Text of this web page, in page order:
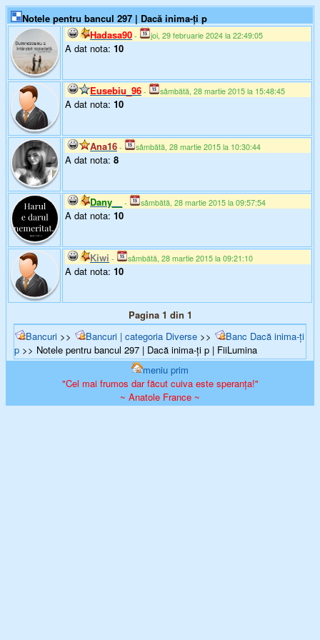
Notele pentru bancul 297 | Dacă inima-ți p
Hadasa90 - joi, 29 februarie 2024 la 22:49:05
A dat nota: 10
Eusebiu_96 - sâmbătă, 28 martie 2015 la 15:48:45
A dat nota: 10
Ana16 - sâmbătă, 28 martie 2015 la 10:30:44
A dat nota: 8
Dany__ - sâmbătă, 28 martie 2015 la 09:57:54
A dat nota: 10
Kiwi - sâmbătă, 28 martie 2015 la 09:21:10
A dat nota: 10
Pagina 1 din 1
Bancuri >> Bancuri | categoria Diverse >>
Banc Dacă inima-ți
p >> Notele pentru bancul 297 | Dacă inima-ți p | FiiLumina
meniu prim
"Cel mai frumos dar făcut cuiva este speranța!"
~ Anatole France ~